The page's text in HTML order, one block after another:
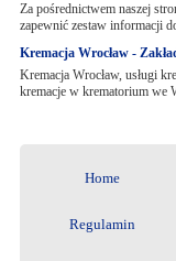
Za pośrednictwem naszej
zapewnić zestaw informacji
Kremacja Wrocław -
Kremacja Wrocław, usługi
kremacje w krematorium we
Home
Regulamin